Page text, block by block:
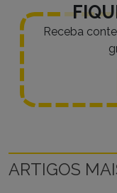
Receba
ARTIGOS